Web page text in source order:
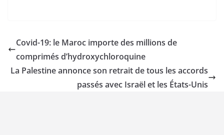
Covid-19: le Maroc importe des millions de
comprimés d’hydroxychloroquine
La Palestine annonce son retrait de tous les accords
passés avec Israël et les États-Unis